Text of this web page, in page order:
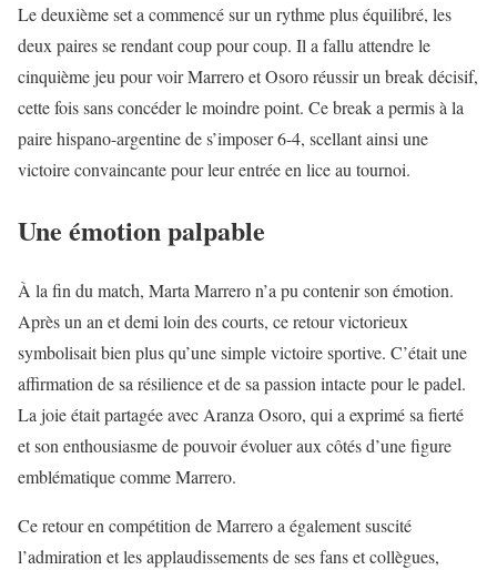
Le deuxième set a commencé sur un rythme plus équilibré, les
deux paires se rendant coup pour coup. Il a fallu attendre le
cinquième jeu pour voir Marrero et Osoro réussir un break décisif,
cette fois sans concéder le moindre point. Ce break a permis à la
paire hispano-argentine de s’imposer 6-4, scellant ainsi une
victoire convaincante pour leur entrée en lice au tournoi.
Une émotion palpable
À la fin du match, Marta Marrero n’a pu contenir son émotion.
Après un an et demi loin des courts, ce retour victorieux
symbolisait bien plus qu’une simple victoire sportive. C’était une
affirmation de sa résilience et de sa passion intacte pour le padel.
La joie était partagée avec Aranza Osoro, qui a exprimé sa fierté
et son enthousiasme de pouvoir évoluer aux côtés d’une figure
emblématique comme Marrero.
Ce retour en compétition de Marrero a également suscité
l’admiration et les applaudissements de ses fans et collègues,